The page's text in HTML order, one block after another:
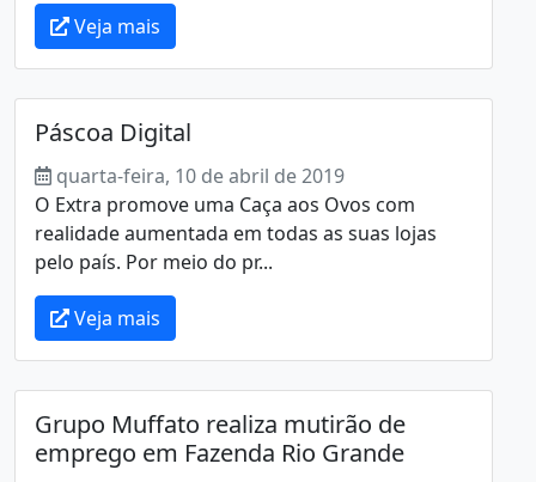
Veja mais
Páscoa Digital
quarta-feira, 10 de abril de 2019
O Extra promove uma Caça aos Ovos com
realidade aumentada em todas as suas lojas
pelo país. Por meio do pr...
Veja mais
Grupo Muffato realiza mutirão de
emprego em Fazenda Rio Grande